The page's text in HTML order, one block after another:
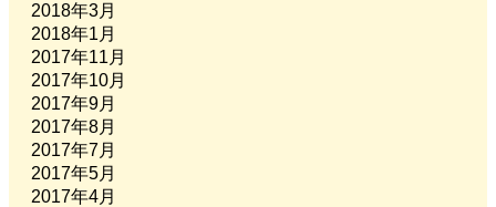
2018年3月
2018年1月
2017年11月
2017年10月
2017年9月
2017年8月
2017年7月
2017年5月
2017年4月